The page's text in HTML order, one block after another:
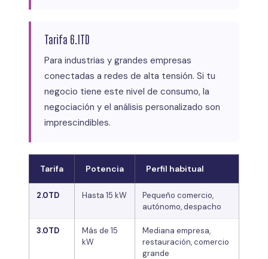
Tarifa 6.1TD
Para industrias y grandes empresas
conectadas a redes de alta tensión. Si tu
negocio tiene este nivel de consumo, la
negociación y el análisis personalizado son
imprescindibles.
Tarifa Potencia Perfil habitual
2.0TD Hasta 15 kW
Pequeño comercio,
autónomo, despacho
3.0TD
Más de 15
kW
Mediana empresa,
restauración, comercio
grande